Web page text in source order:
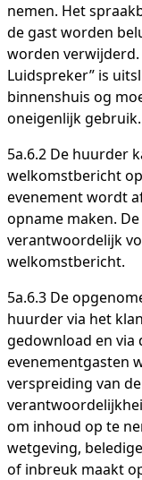
nemen. Het
de gast worden
worden
Luidspreker” is
binnenshuis og
oneigenlijk gebruik.
5a.6.2 De huurder
welkomstbericht
evenement wordt
opname maken.
verantwoordelijk
welkomstbericht.
5a.6.3 De
huurder via het
gedownload en via
evenementgasten
verspreiding van
om inhoud op te
wetgeving,
of inbreuk maakt